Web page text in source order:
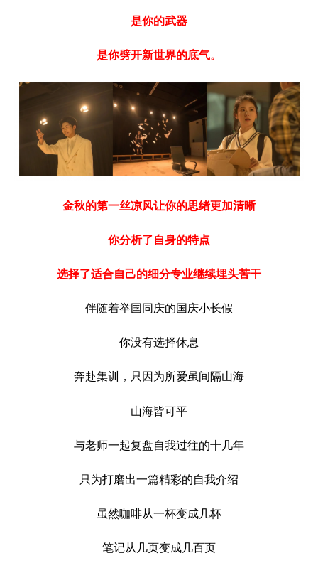
是你的武器
是你劈开新世界的底气。
金秋的第一丝凉风让你的思绪更加清晰
你分析了自身的特点
选择了适合自己的细分专业继续埋头苦干
伴随着举国同庆的国庆小长假
你没有选择休息
奔赴集训，只因为所爱虽间隔山海
山海皆可平
与老师一起复盘自我过往的十几年
只为打磨出一篇精彩的自我介绍
虽然咖啡从一杯变成几杯
笔记从几页变成几百页